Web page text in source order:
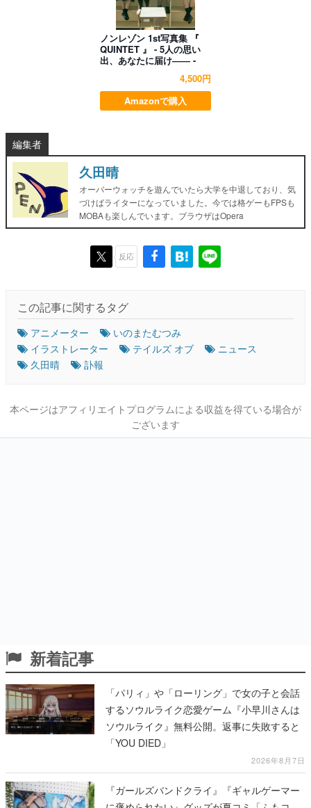
ノンレゾン 1st写真集 『
QUINTET 』 - 5人の思い
出、あなたに届け―― -
4,500円
Amazonで購入
編集者
久田晴
オーバーウォッチを遊んでいたら大学を中退しており、気
づけばライターになっていました。今では格ゲーもFPSも
MOBAも楽しんでいます。ブラウザはOpera
反応
この記事に関するタグ
アニメーター
いのまたむつみ
イラストレーター
テイルズ オブ
ニュース
久田晴
訃報
本ページはアフィリエイトプログラムによる収益を得ている場合が
ございます
新着記事
「パリィ」や「ローリング」で女の子と会話
するソウルライク恋愛ゲーム『小早川さんは
ソウルライク』無料公開。返事に失敗すると
「YOU DIED」
2026年8月7日
『ガールズバンドクライ』『ギャルゲーマー